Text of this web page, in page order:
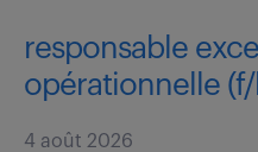
responsable
opérationnelle
4 août 2026